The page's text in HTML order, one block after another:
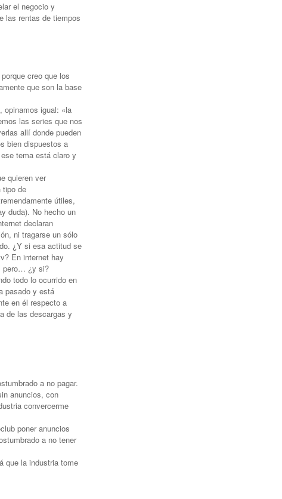
el negocio y
las rentas de tiempos
creo que los
que son la base
opinamos igual: «la
las series que nos
allí donde pueden
bien dispuestos a
tema está claro y
quieren ver
tipo de
útiles,
duda). No hecho un
declaran
ni tragarse un sólo
¿Y si esa actitud se
En internet hay
pero… ¿y si?
todo lo ocurrido en
pasado y está
en él respecto a
de las descargas y
a no pagar.
anuncios, con
convercerme
poner anuncios
a no tener
que la industria tome